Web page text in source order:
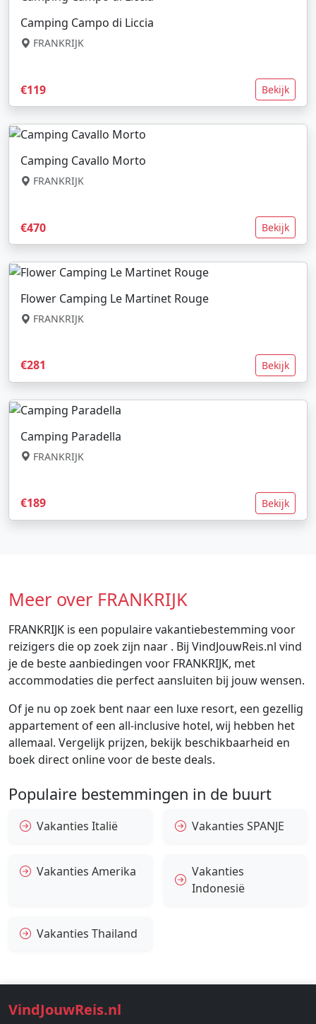
Camping Campo di Liccia
FRANKRIJK
€119 Bekijk
Camping Cavallo Morto
FRANKRIJK
€470 Bekijk
Flower Camping Le Martinet Rouge
FRANKRIJK
€281 Bekijk
Camping Paradella
FRANKRIJK
€189 Bekijk
Meer over FRANKRIJK
FRANKRIJK is een populaire vakantiebestemming voor
reizigers die op zoek zijn naar . Bij VindJouwReis.nl vind
je de beste aanbiedingen voor FRANKRIJK, met
accommodaties die perfect aansluiten bij jouw wensen.
Of je nu op zoek bent naar een luxe resort, een gezellig
appartement of een all-inclusive hotel, wij hebben het
allemaal. Vergelijk prijzen, bekijk beschikbaarheid en
boek direct online voor de beste deals.
Populaire bestemmingen in de buurt
Vakanties Italië Vakanties SPANJE
Vakanties Amerika
Vakanties
Indonesië
Vakanties Thailand
VindJouwReis.nl